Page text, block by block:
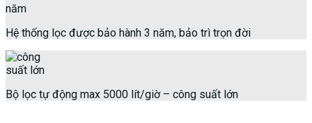
Hệ thống lọc được bảo hành 3 năm, bảo trì trọn đời
Bộ lọc tự động max 5000 lít/giờ – công suất lớn